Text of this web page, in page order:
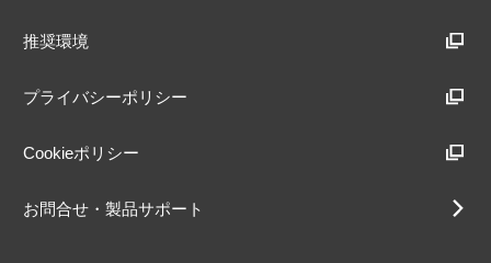
推奨環境
プライバシーポリシー
Cookieポリシー
お問合せ・製品サポート